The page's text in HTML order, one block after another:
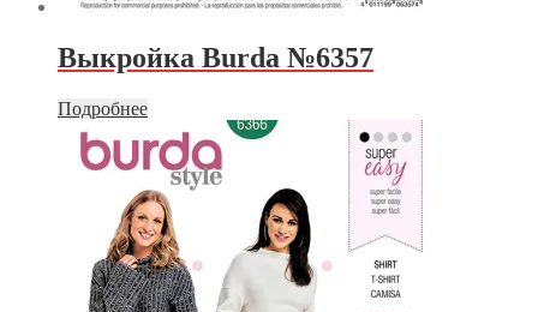
Выкройка Burda №6357
Подробнее